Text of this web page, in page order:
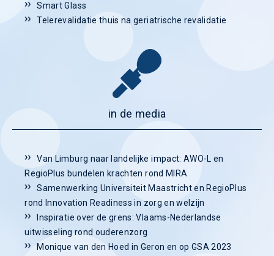
Smart Glass
Telerevalidatie thuis na geriatrische revalidatie
in de media
Van Limburg naar landelijke impact: AWO-L en
RegioPlus bundelen krachten rond MIRA
Samenwerking Universiteit Maastricht en RegioPlus
rond Innovation Readiness in zorg en welzijn
Inspiratie over de grens: Vlaams-Nederlandse
uitwisseling rond ouderenzorg
Monique van den Hoed in Geron en op GSA 2023